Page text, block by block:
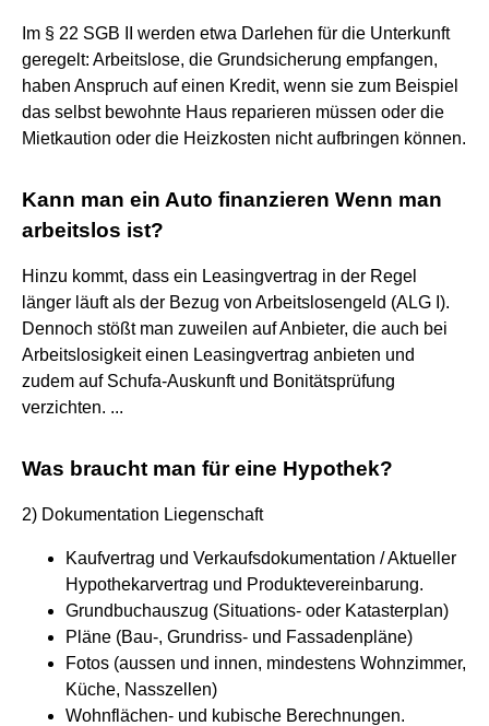
Im § 22 SGB II werden etwa Darlehen für die Unterkunft
geregelt: Arbeitslose, die Grundsicherung empfangen,
haben Anspruch auf einen Kredit, wenn sie zum Beispiel
das selbst bewohnte Haus reparieren müssen oder die
Mietkaution oder die Heizkosten nicht aufbringen können.
Kann man ein Auto finanzieren Wenn man
arbeitslos ist?
Hinzu kommt, dass ein Leasingvertrag in der Regel
länger läuft als der Bezug von Arbeitslosengeld (ALG I).
Dennoch stößt man zuweilen auf Anbieter, die auch bei
Arbeitslosigkeit einen Leasingvertrag anbieten und
zudem auf Schufa-Auskunft und Bonitätsprüfung
verzichten. ...
Was braucht man für eine Hypothek?
2) Dokumentation Liegenschaft
Kaufvertrag und Verkaufsdokumentation / Aktueller
Hypothekarvertrag und Produktevereinbarung.
Grundbuchauszug (Situations- oder Katasterplan)
Pläne (Bau-, Grundriss- und Fassadenpläne)
Fotos (aussen und innen, mindestens Wohnzimmer,
Küche, Nasszellen)
Wohnflächen- und kubische Berechnungen.